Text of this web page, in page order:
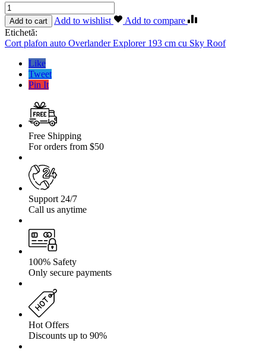
Cantitate
Cort
plafon
auto
Overlander
Explorer
Add to cart Add to wishlist
Add to compare
Etichetă:
Cort plafon auto Overlander Explorer 193 cm cu Sky Roof
Like
Tweet
Pin It
Free Shipping
For orders from $50
Support 24/7
Call us anytime
100% Safety
Only secure payments
Hot Offers
Discounts up to 90%